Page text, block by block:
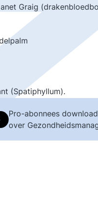
Graig
(Spatiphyllum).
Pro-abonnees
over